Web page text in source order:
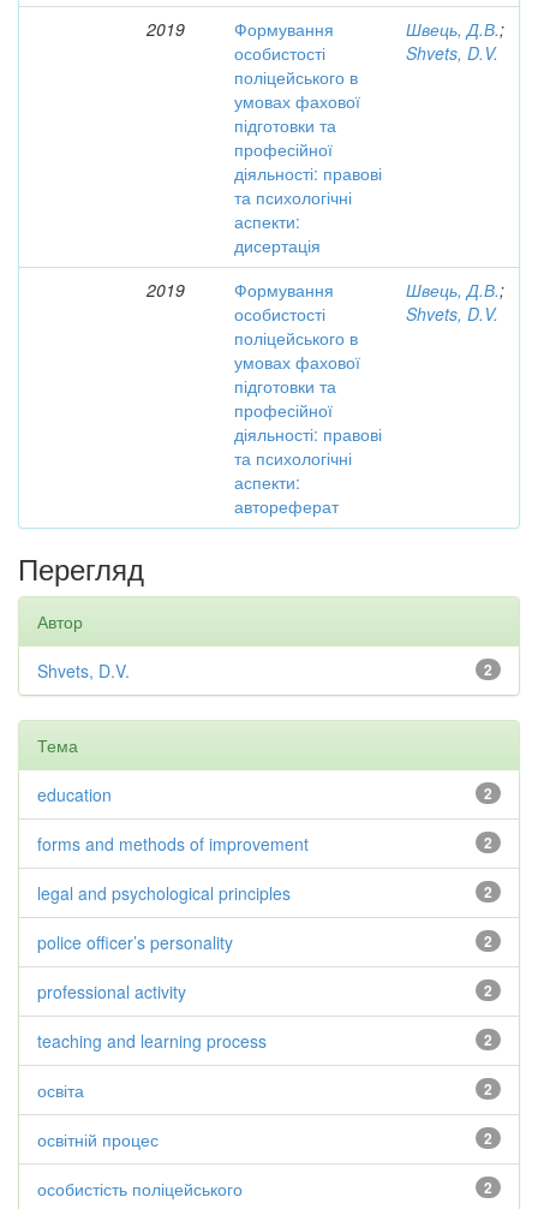
2019
Формування
особистості
поліцейського в
умовах фахової
підготовки та
професійної
діяльності: правові
та психологічні
аспекти:
дисертація
Швець, Д.В.;
Shvets, D.V.
2019
Формування
особистості
поліцейського в
умовах фахової
підготовки та
професійної
діяльності: правові
та психологічні
аспекти:
автореферат
Швець, Д.В.;
Shvets, D.V.
Перегляд
Автор
2
Shvets, D.V.
Тема
2
education
2
forms and methods of improvement
2
legal and psychological principles
2
police officer’s personality
2
professional activity
2
teaching and learning process
2
освіта
2
освітній процес
2
особистість поліцейського